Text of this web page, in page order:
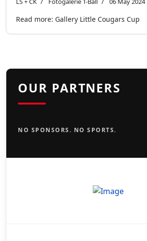
Read more: Gallery Little Cougars Cup
OUR PARTNERS
NO SPONSORS. NO SPORTS.